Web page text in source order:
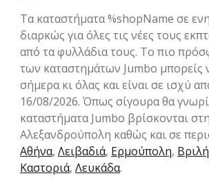
Τα καταστήματα %shopName σε
διαρκώς για όλες τις νέες τους
από τα φυλλάδια τους. Το πιο
των καταστημάτων Jumbo μπορείς
σήμερα κι όλας και είναι σε ισχύ
16/08/2026. Όπως σίγουρα θα
καταστήματα Jumbo βρίσκονται
Αλεξανδρούπολη καθώς και σε
Αθήνα, Λειβαδιά, Ερμούπολη,
Καστοριά, Λευκάδα.